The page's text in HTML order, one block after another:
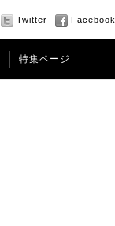
Twitter Facebook
特集ページ